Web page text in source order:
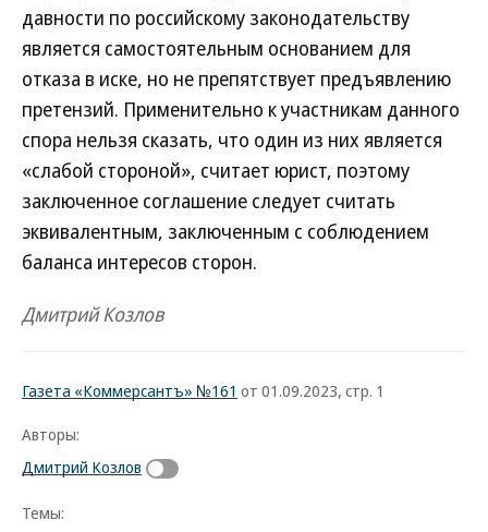
давности по российскому законодательству
является самостоятельным основанием для
отказа в иске, но не препятствует предъявлению
претензий. Применительно к участникам данного
спора нельзя сказать, что один из них является
«слабой стороной», считает юрист, поэтому
заключенное соглашение следует считать
эквивалентным, заключенным с соблюдением
баланса интересов сторон.
Дмитрий Козлов
Газета «Коммерсантъ» №161 от 01.09.2023, стр. 1
Авторы:
Дмитрий Козлов
Темы: